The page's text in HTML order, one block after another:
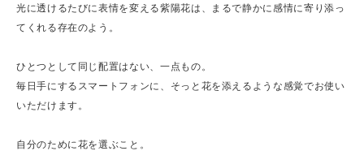
光に透けるたびに表情を変える紫陽花は、まるで静かに感情に寄り添っ
てくれる存在のよう。
ひとつとして同じ配置はない、一点もの。
毎日手にするスマートフォンに、そっと花を添えるような感覚でお使い
いただけます。
自分のために花を選ぶこと。